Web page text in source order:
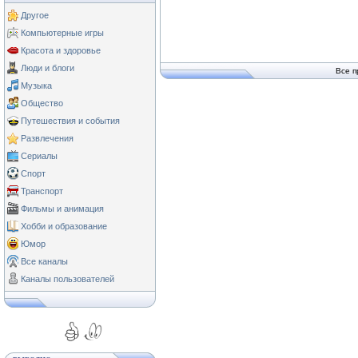
Другое
Компьютерные игры
Красота и здоровье
Люди и блоги
Музыка
Общество
Путешествия и события
Развлечения
Сериалы
Спорт
Транспорт
Фильмы и анимация
Хобби и образование
Юмор
Все каналы
Каналы пользователей
Все